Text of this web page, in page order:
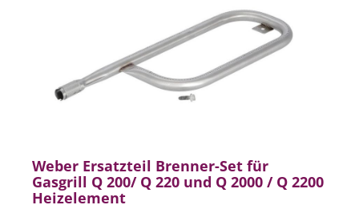
Weber Ersatzteil Brenner-Set für
Gasgrill Q 200/ Q 220 und Q 2000 / Q 2200
Heizelement